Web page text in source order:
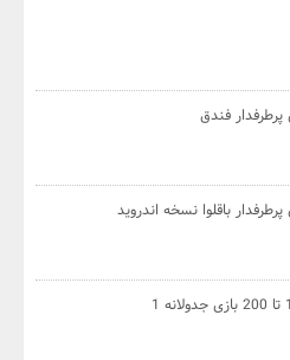
فندق
باقلوا نسخه اندروید